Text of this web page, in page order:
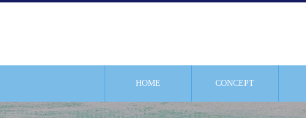
HOME CONCEPT